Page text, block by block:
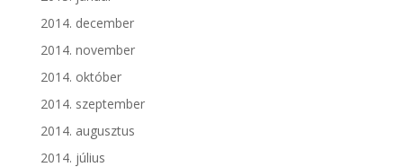
2014. december
2014. november
2014. október
2014. szeptember
2014. augusztus
2014. július